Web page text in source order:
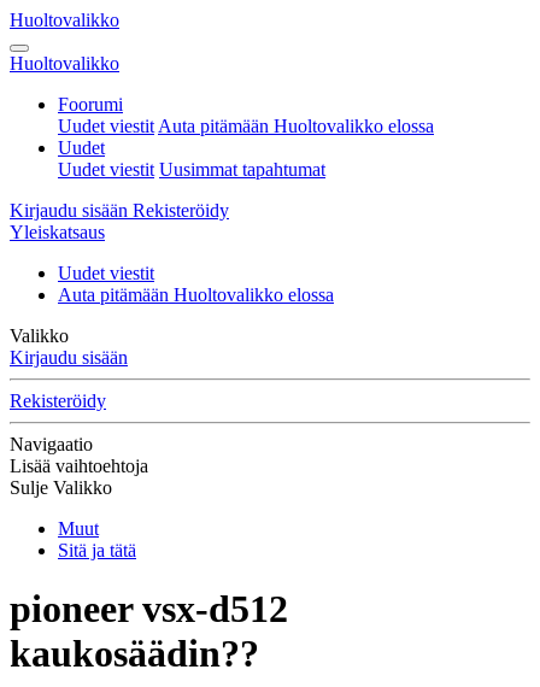
Huoltovalikko
Huoltovalikko
Foorumi
Uudet viestit Auta pitämään Huoltovalikko elossa
Uudet
Uudet viestit Uusimmat tapahtumat
Kirjaudu sisään Rekisteröidy
Yleiskatsaus
Uudet viestit
Auta pitämään Huoltovalikko elossa
Valikko
Kirjaudu sisään
Rekisteröidy
Navigaatio
Lisää vaihtoehtoja
Sulje Valikko
Muut
Sitä ja tätä
pioneer vsx-d512
kaukosäädin??